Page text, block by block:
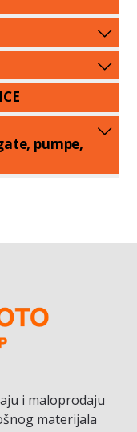
pumpe,
i maloprodaju
materijala